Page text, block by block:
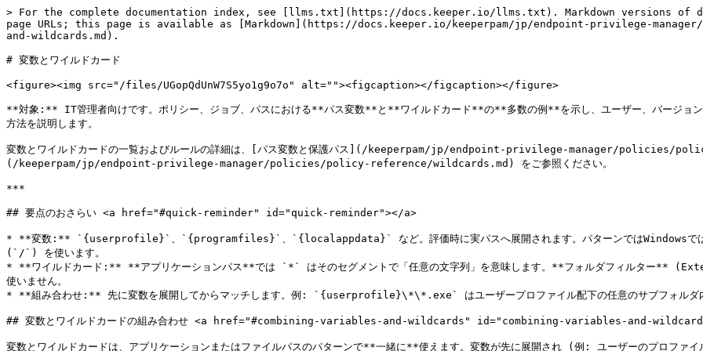
> For the complete documentation index, see [llms.txt](https://docs.keeper.io/llms.txt). Markdown versions of documentation pages are available by appending `.md` to page URLs; this page is available as [Markdown](https://docs.keeper.io/keeperpam/jp/endpoint-privilege-manager/policies/policy-examples/advanced-examples/variables-and-wildcards.md).

# 変数とワイルドカード

<figure><img src="/files/UGopQdUnW7S5yo1g9o7o" alt=""><figcaption></figcaption></figure>

**対象:** IT管理者向けです。ポリシー、ジョブ、パスにおける**パス変数**と**ワイルドカード**の**多数の例**を示し、ユーザー、バージョン、インストール場所が異なるアプリケーションやフォルダにマッチさせる方法を説明します。

変数とワイルドカードの一覧およびルールの詳細は、[パス変数と保護パス](/keeperpam/jp/endpoint-privilege-manager/policies/policy-reference/path-variables.md) および [ワイルドカード](/keeperpam/jp/endpoint-privilege-manager/policies/policy-reference/wildcards.md) をご参照ください。

***

## 要点のおさらい <a href="#quick-reminder" id="quick-reminder"></a>

* **変数:** `{userprofile}`、`{programfiles}`、`{localappdata}` など。評価時に実パスへ展開されます。パターンではWindowsでは**バックスラッシュ** (`\`)、Linux/macOSでは**スラッシュ** (`/`) を使います。
* **ワイルドカード:** **アプリケーションパス**では `*` はそのセグメントで「任意の文字列」を意味します。**フォルダフィルター** (Extension.Folders) では**先頭一致**のみで、フォルダパスに `*` は使いません。
* **組み合わせ:** 先に変数を展開してからマッチします。例: `{userprofile}\*\*.exe` はユーザープロファイル配下の任意のサブフォルダ内の任意の `.exe` に一致します。

## 変数とワイルドカードの組み合わせ <a href="#combining-variables-and-wildcards" id="combining-variables-and-wildcards"></a>

変数とワイルドカードは、アプリケーションまたはファイルパスのパターンで**一緒に**使えます。変数が先に展開され (例: ユーザーのプロファイルパス)、続いて `*` がそのパス内の任意の文字列にマッチします。1つのパターンで複数バージョンや複数のインストール場所をカバーできます。

**例:**

<table data-header-hidden="false" data-header-sticky><thead><tr><th>パターン</th><th>一致する対象</th></tr></thead><tbody><tr><td><code>{userprofile}\AppData\Local\GitHubDesktop\*\resources\app\git\cmd\git.exe</code></td><td>GitHub Desktop同梱のGit。ユーザーのLocal AppData配下の任意のバージョンフォルダ (例: <code>app-3.2.1</code> や <code>app-3.3.0</code>) に対応。</td></tr><tr><td><code>{localappdata}\*\*\*.exe</code></td><td>ユーザーのLocal AppDataから3階層深い任意の <code>.exe</code> (アプリごとのバージョン付きフォルダなど)。</td></tr><tr><td><code>{programfiles}\*\*\*.exe</code></td><td>Program Files配下の任意のサブフォルダ内の任意の <code>.exe</code> (例: <code>C:\Program Files\Vendor\Product\bin\app.exe</code>)。</td></tr><tr><td><code>{userprofile}\Documents\*\*.pdf</code></td><td>ユーザーのDocumentsの1階層下の任意のサブフォルダ内の任意のPDF。</td></tr><tr><td><code>{appdata}\*\*.exe</code></td><td>Roaming AppDataの1階層下の任意のサブフォルダ内の任意の <code>.exe</code>。</td></tr></tbody></table>

**注:**

* OS固有のルールでは、パターンにWindowsでは**バックスラッシュ** (`\`)、Linux/macOSでは**スラッシュ** (`/`) を使います。パス変数はプラットフォームごとに正しい区切りへ展開されます。
* 1つの `*` はそのセグメントで任意の文字列 (0文字含む) にマッチします。複数の `*` セグメントで、バージョン番号やアプリ名など可変深度のフォルダを表現できます。

## 例 <a href="#examples" id="examples"></a>

### 1. バージョン付きまたはインストール形態の違うアプリ (1パターンで複数バージョン) <a href="#id-1-versioned-or-install-variant-apps-one-pattern-many-versions" id="id-1-versioned-or-install-variant-apps-one-pattern-many-versions"></a>

パスにバージョンやビルド用フォルダがある箇所に単一または複数の `*` を置くと、1つのポリシーですべてのバージョンをカバーできます。

<table data-header-hidden="false" data-header-sticky><thead><tr><th width="348.6666259765625">パターン</th><th>用途</th></tr></thead><tbody><tr><td><code>{userprofile}\AppData\Local\GitHubDesktop\*\resources\app\git\cmd\git.exe</code></td><td>GitHub Desktop 同梱の Git。<code>*</code> が <code>app-3.2.1</code> や <code>app-3.3.0</code> などのバージョンフォルダにマッチ。</td></tr><tr><td><code>{localappdata}\Programs\*\*\*.exe</code></td><td><code>Local\Programs</code> 配下でベンダー/製品/バージョン構造のアプリ。</td></tr><tr><td><code>{programfiles}\Microsoft VS Code\*\Code.exe</code></td><td>インストール済みバージョンフォルダが異なる VS Code。</td></tr><tr><td><code>{programfiles}\*\*\bin\*.exe</code></td><td>Program Filesから3階層下の任意のベンダーの <code>bin</code> フォルダ。</td></tr><tr><td><code>{programfilesx86}\*\*\*.exe</code></td><td>Program Files (x86) の 3階層下の任意の32ビットアプリ。</td></tr></tbody></table>

### 2. ユーザープロファイルとAppData (ユーザーごとのパス) <a href="#id-2-user-profile-and-appdata-per-user-paths" id="id-2-user-profile-and-appdata-per-user-paths"></a>

`{userprofile}`、`{appdata}`、`{localappdata}` などは**要求ユーザー**のパスに展開されます。同一ポリシーを全ユーザーで使えます。

<table data-header-hidden="false" data-header-sticky><thead><tr><th width="302">パターン</th><th>一致する対象</th></tr></thead><tbody><tr><td><code>{userprofile}\*.exe</code></td><td>ユーザーのプロファイル直下の任意の <code>.exe</code>。</td></tr><tr><td><code>{userprofile}\Documents\*.exe</code></td><td>ユーザーのDocuments内の任意の <code>.exe</code>。</td></tr><tr><td><code>{userprofile}\Documents\*\*.pdf</code></td><td>Documentsの1階層下の任意のサブフォルダ内の任意のPDF。</td></tr><tr><td><code>{appdata}\*\*.exe</code></td><td>Roaming AppDataの1階層下の任意のサブフォルダ内の任意の <code>.exe</code> (例: <code>AppData\Roaming\Vendor\app.exe</code>)。</td></tr><tr><td><code>{localappdata}\*\*\*.exe</code></td><td>Local AppDataから3階層深い任意の <code>.exe</code> (バージョン付きアプリフォルダを含む)。</td></tr><tr><td><code>{userdesktop}\*.lnk</code></td><td>ユーザーのデスクトップ上の任意のショートカット。</td></tr><tr><td><code>{userprofile}\Downloads\*.exe</code></td><td>ユーザーのDownloads内の任意の <code>.exe</code> (Windows。macOSでは <code>{downloads}</code> を使用)。</td></tr></tbody></table>

### 3. システムとProgram Files (全ユーザー共通) <a href="#id-3-system-and-program-files-same-for-all-users" id="id-3-system-and-program-files-same-for-all-users"></a>

マシン上の全員に同じパスへ展開されます。システムツールやインストール済みソフト向けです。

<table data-header-hidden="false" data-header-sticky><thead><tr><th width="250">パターン</th><th>一致する対象</th></tr></thead><tbody><tr><td><code>{system32}\*.exe</code></td><td>System32直下の任意の実行ファイル。</td></tr><tr><td><code>{system32}\*\*.exe</code></td><td>System32の1階層下の任意のサブフォルダ内の任意の <code>.exe</code>。</td></tr><tr><td><code>{programfiles}\*\*.exe</code></td><td>Program Filesの1階層下の任意のサブフォルダ内の任意の <code>.exe</code>。</td></tr><tr><td><code>{programfiles}\*\*\*.exe</code></td><td>最大3階層のサブフォルダ内の任意の <code>.exe</code> (例: <code>Vendor\Product\bin\app.exe</code>)。</td></tr><tr><td><code>{programfiles}\*\*\*\*.exe</code></td><td>より深いベンダー/製品/バージョン/binレイアウト。</td></tr><tr><td><code>{syswow64}\*.exe</code></td><td>SysWOW64内の32ビット実行ファイル。</td></tr><tr><td><code>{programdata}\*\*.exe</code></td><td>ProgramDataの1階層下の任意のサブフォルダ内の任意の <code>.exe</code>。</td></tr></tbody></table>

### 4. Keeperアプリのパス (プラグインとジョブ構成) <a href="#id-4-keeper-app-paths-plugin-and-job-configs" id="id-4-keeper-app-paths-plugin-and-job-configs"></a>

**アプリケーション**用変数で、インストールディレクトリに依存しない構成にします。

<table data-header-hidden="false" data-header-sticky><thead><tr><th>パターンまたはパス</th><th>用途</th></tr></thead><tbody><tr><td><code>{approot}\Plugins\KeeperPolicy\KeeperPolicy.exe</code></td><td>プラグインJSON内のプラグイン実行ファイルパス。</td></tr><tr><td><code>{pluginroot}\KeeperPolicy\bin\Release\net8.0\KeeperPolicy</code></td><td>プラグインルートを使ったプラグインパス。</td></